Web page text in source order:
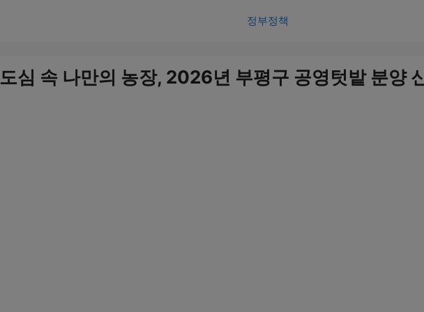
정부정책
도심 속 나만의 농장, 2026년 부평구 공영텃밭 분양